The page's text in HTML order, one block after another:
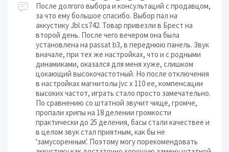
После долгого выбора и консультаций с продавцом,
за что ему большое спасибо. Выбор пал на
аккустику Jbl cs742. Товар привезли в Брест на
второй день. После чего вечером она была
установлена на passat b3, в переднюю панель. Звук
вначале, при тех же настройках, что и с родными
динамиками, оказался для меня хуже, слишком
цокающий высокочастотный. Но после отключения
в настройках магнитолы jvc x 110 ee, компенсации
высоких частот, играть стало просто замечательно.
По сравнению со штатной звучит чище, громче,
пропали хрипы на 18 делении громкости
практически до 25 деления, басы стали качествее и
в целом звук стал приятным, как бы не
'замусоренным'. Поэтому могу порекомендовать